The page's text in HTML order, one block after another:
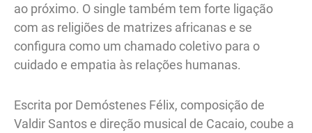
ao próximo. O single também tem forte ligação
com as religiões de matrizes africanas e se
configura como um chamado coletivo para o
cuidado e empatia às relações humanas.
Escrita por Demóstenes Félix, composição de
Valdir Santos e direção musical de Cacaio, coube a